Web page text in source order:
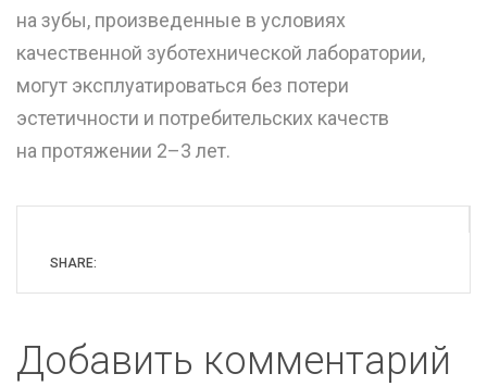
на зубы, произведенные в условиях
качественной зуботехнической лаборатории,
могут эксплуатироваться без потери
эстетичности и потребительских качеств
на протяжении 2–3 лет.
SHARE:
Добавить комментарий